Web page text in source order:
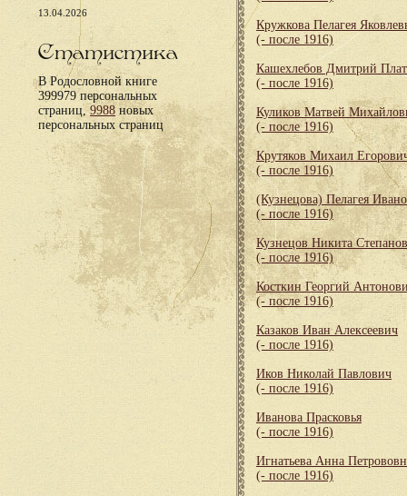
13.04.2026
Статистика
В Родословной книге
399979 персональных
страниц,9988 новых
персональных страниц
Кружкова Пелагея
(- после 1916)
Кашехлебов Дмитрий
(- после 1916)
Куликов Матвей
(- после 1916)
Крутяков Михаил
(- после 1916)
(Кузнецова) Пелагея
(- после 1916)
Кузнецов Никита
(- после 1916)
Косткин Георгий
(- после 1916)
Казаков Иван Алексеевич
(- после 1916)
Иков Николай Павлович
(- после 1916)
Иванова Прасковья
(- после 1916)
Игнатьева Анна
(- после 1916)